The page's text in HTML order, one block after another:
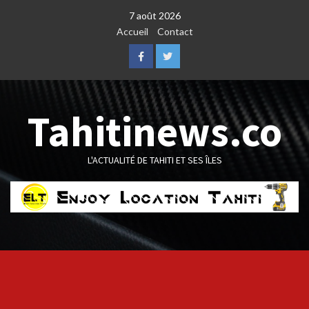
7 août 2026
Accueil
Contact
FacebookTwitter
Tahitinews.co
L'ACTUALITÉ DE TAHITI ET SES ÎLES